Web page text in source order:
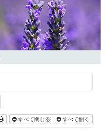
すべて閉じる すべて開く